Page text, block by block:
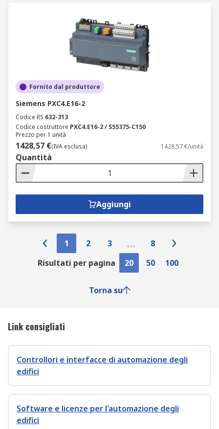
Fornito dal produttore
Siemens PXC4.E16-2
Codice RS 632-313
Codice costruttore PXC4.E16-2 / S55375-C150
Prezzo per 1 unità
1428,57 €(IVA esclusa) 1428,57 €/unità
Quantità
Aggiungi
1 2 3
8
Risultati per pagina
20 50 100
Torna su
Link consigliati
Controllori e interfacce di automazione degli
edifici
Software e licenze per l'automazione degli
edifici